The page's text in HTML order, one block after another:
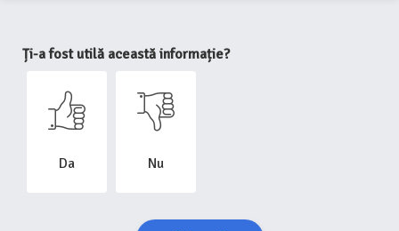
Ți-a fost utilă această informație?
Da Nu